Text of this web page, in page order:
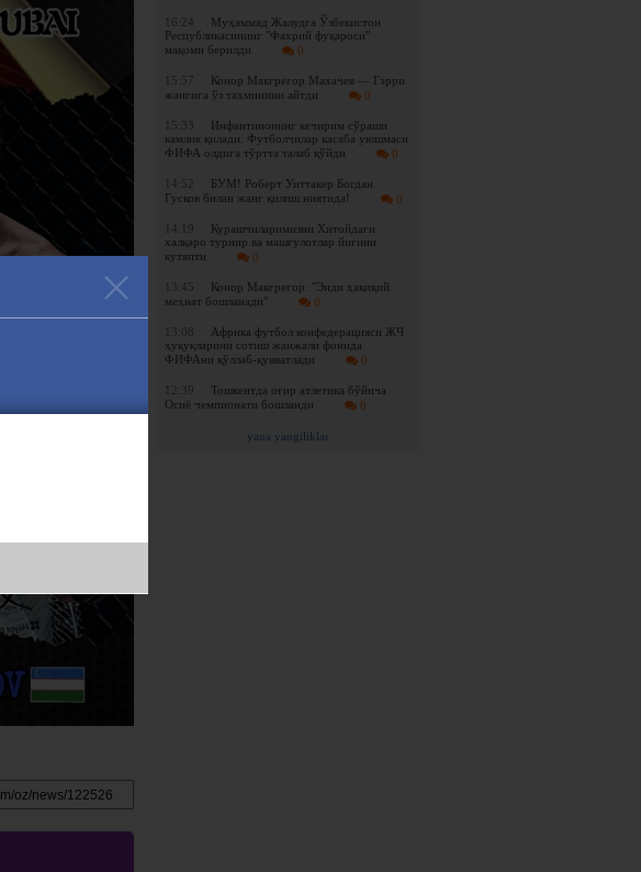
16:24
Муҳаммад Жалудга Ўзбекистон
Республикасининг "Фахрий фуқароси"
мақоми берилди
0
15:57
Конор Макгрегор Махачев — Гэрри
жангига ўз тахминини айтди
0
15:33
Инфантинонинг кечирим сўраши
камлик қилади: Футболчилар касаба уюшмаси
ФИФА олдига тўртта талаб қўйди
0
14:52
БУМ! Роберт Уиттакер Богдан
Гусков билан жанг қилиш ниятида!
0
14:19
Курашчиларимизни Хитойдаги
халқаро турнир ва машғулотлар йиғини
кутяпти
0
13:45
Конор Макгрегор: "Энди ҳақиқий
меҳнат бошланади"
0
13:08
Африка футбол конфедерацияси ЖЧ
ҳуқуқларини сотиш жанжали фонида
ФИФАни қўллаб-қувватлади
0
12:39
Тошкентда оғир атлетика бўйича
Осиё чемпионати бошланди
0
yana yangiliklar